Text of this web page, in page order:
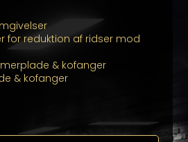
for reduktion af ridser mod
& kofanger
& kofanger